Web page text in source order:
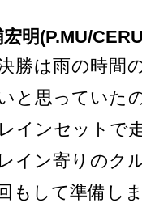
明(P.MU/
勝は雨の時間
と思っていた
インセットで
イン寄りのク
もして準備し